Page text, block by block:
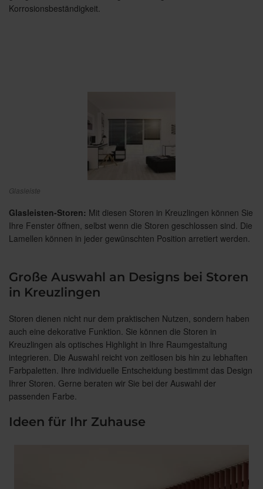
Korrosionsbeständigkeit.
Glasleiste
Glasleisten-Storen: Mit diesen Storen in Kreuzlingen können Sie
Ihre Fenster öffnen, selbst wenn die Storen geschlossen sind. Die
Lamellen können in jeder gewünschten Position arretiert werden.
Große Auswahl an Designs bei Storen
in Kreuzlingen
Storen dienen nicht nur dem praktischen Nutzen, sondern haben
auch eine dekorative Funktion. Sie können die Storen in
Kreuzlingen als optisches Highlight in Ihre Raumgestaltung
integrieren. Die Auswahl reicht von zeitlosen bis hin zu lebhaften
Farbpaletten. Ihre individuelle Entscheidung bestimmt das Design
Ihrer Storen. Gerne beraten wir Sie bei der Auswahl der
passenden Farbe.
Ideen für Ihr Zuhause